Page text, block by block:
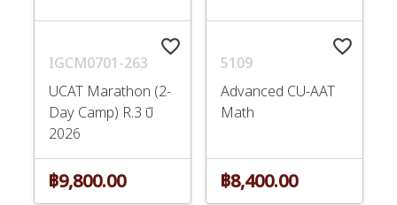
favorite_border
IGCM0701-263
UCAT Marathon (2-
Day Camp) R.3 ปี
2026
฿9,800.00
favorite_border
5109
Advanced CU-AAT
Math
฿8,400.00